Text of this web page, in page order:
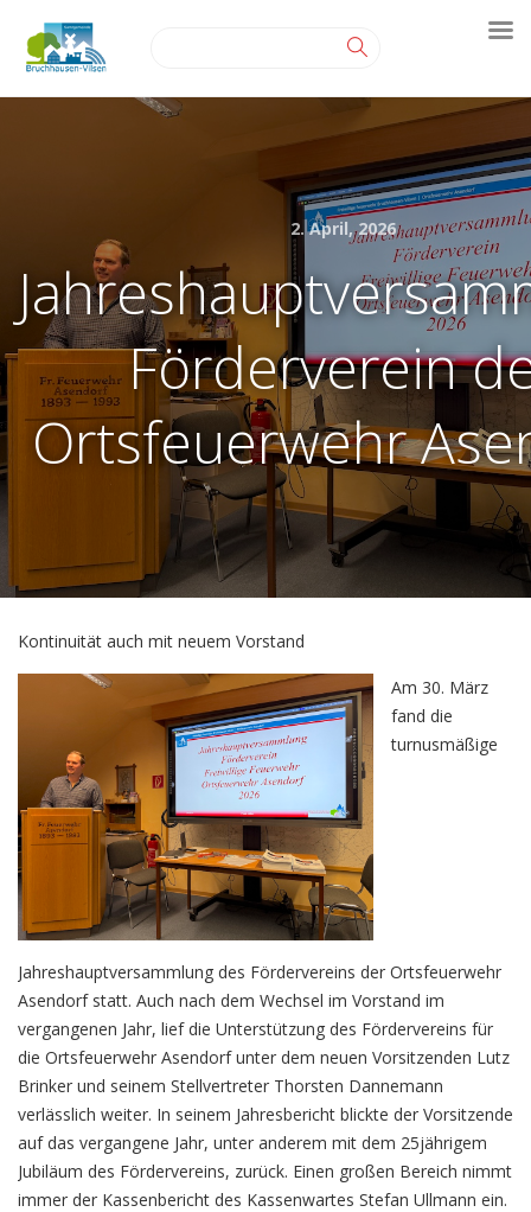
2. April, 2026
Förderverein
Ortsfeuerwehr
Kontinuität auch mit neuem Vorstand
Am 30. März
fand die
turnusmäßige
Jahreshauptversammlung des Fördervereins der Ortsfeuerwehr
Asendorf statt. Auch nach dem Wechsel im Vorstand im
vergangenen Jahr, lief die Unterstützung des Fördervereins für
die Ortsfeuerwehr Asendorf unter dem neuen Vorsitzenden Lutz
Brinker und seinem Stellvertreter Thorsten Dannemann
verlässlich weiter. In seinem Jahresbericht blickte der Vorsitzende
auf das vergangene Jahr, unter anderem mit dem 25jährigem
Jubiläum des Fördervereins, zurück. Einen großen Bereich nimmt
immer der Kassenbericht des Kassenwartes Stefan Ullmann ein.